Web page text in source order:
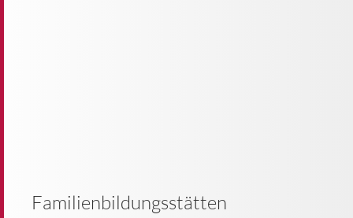
Familienbildungsstätten